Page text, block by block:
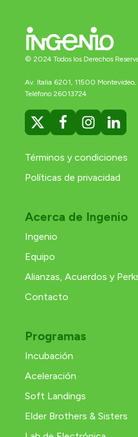
© 2024 Todos los Derechos
Av. Italia 6201, 11500
Teléfono 26013724
Términos y condiciones
Políticas de privacidad
Acerca de Ingenio
Ingenio
Equipo
Alianzas, Acuerdos y
Contacto
Programas
Incubación
Aceleración
Soft Landings
Elder Brothers & Sisters